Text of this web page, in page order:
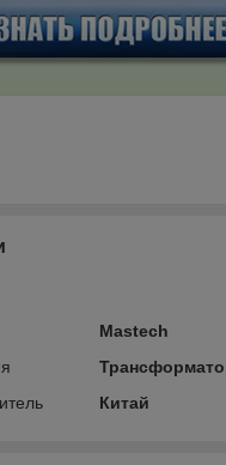
Mastech
Китай